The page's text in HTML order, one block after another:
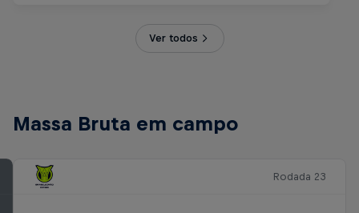
Ver todos
Massa Bruta em campo
Rodada 23